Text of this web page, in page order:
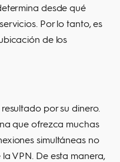
desde qué
Por lo tanto, es
de los
por su dinero.
que ofrezca muchas
simultáneas no
VPN. De esta manera,